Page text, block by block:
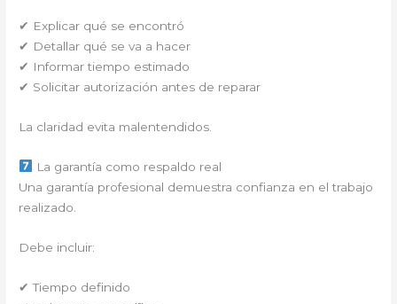
✔ Explicar qué se encontró
✔ Detallar qué se va a hacer
✔ Informar tiempo estimado
✔ Solicitar autorización antes de reparar
La claridad evita malentendidos.
La garantía como respaldo real
Una garantía profesional demuestra confianza en el trabajo
realizado.
Debe incluir:
✔ Tiempo definido